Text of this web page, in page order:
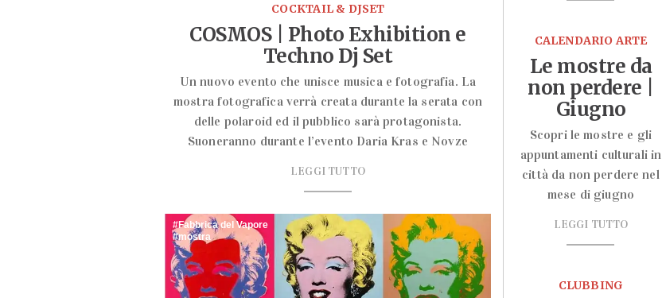
COCKTAIL & DJSET
COSMOS | Photo Exhibition e
Techno Dj Set
Un nuovo evento che unisce musica e fotografia. La
mostra fotografica verrà creata durante la serata con
delle polaroid ed il pubblico sarà protagonista.
Suoneranno durante l’evento Daria Kras e Novze
LEGGI TUTTO
Fabbrica del Vapore
mostra
CALENDARIO ARTE
Le mostre da
non perdere |
Giugno
Scopri le mostre e gli
appuntamenti culturali in
città da non perdere nel
mese di giugno
LEGGI TUTTO
CLUBBING